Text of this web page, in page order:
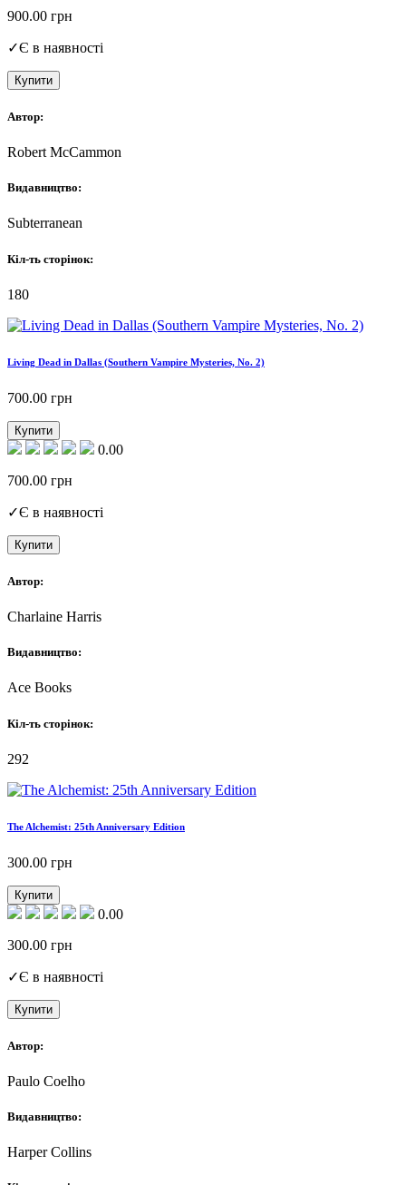
900.00 грн
✓Є в наявності
Купити
Автор:
Robert McCammon
Видавництво:
Subterranean
Кіл-ть сторінок:
180
Living Dead in Dallas (Southern Vampire Mysteries, No. 2)
700.00 грн
Купити
0.00
700.00 грн
✓Є в наявності
Купити
Автор:
Charlaine Harris
Видавництво:
Ace Books
Кіл-ть сторінок:
292
The Alchemist: 25th Anniversary Edition
300.00 грн
Купити
0.00
300.00 грн
✓Є в наявності
Купити
Автор:
Paulo Coelho
Видавництво:
Harper Collins